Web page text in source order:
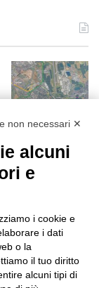
non necessari ✕
alcuni
e
i cookie e
i dati
o la
il tuo diritto
alcuni tipi di